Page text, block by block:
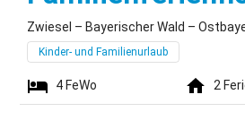
Zwiesel – Bayerischer Wald –
Kinder- und Familienurlaub
4 FeWo 2